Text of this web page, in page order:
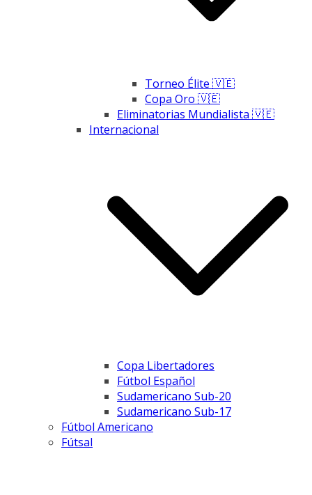
Torneo Élite 🇻🇪
Copa Oro 🇻🇪
Eliminatorias Mundialista 🇻🇪
Internacional
Copa Libertadores
Fútbol Español
Sudamericano Sub-20
Sudamericano Sub-17
Fútbol Americano
Fútsal